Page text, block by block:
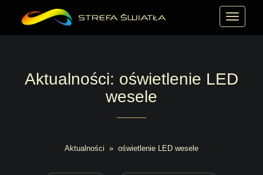
MENU
Aktualności: oświetlenie LED
wesele
Aktualności » oświetlenie LED wesele